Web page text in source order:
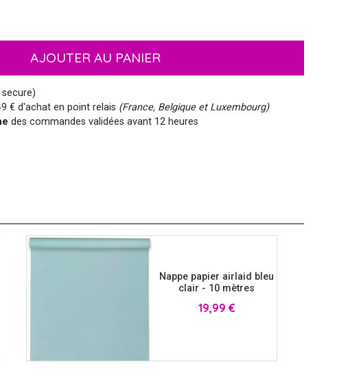
VIKING WESTERN, INDIEN...
MEDIEVAL
SIRÈNE STEAMPUNK
AJOUTER AU PANIER
secure)
€ d'achat en point relais (France, Belgique et Luxembourg)
des commandes validées avant 12 heures
Nappe papier airlaid bleu
clair - 10 mètres
Prix
19,99 €